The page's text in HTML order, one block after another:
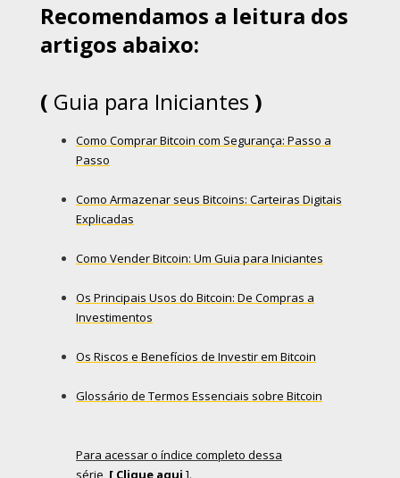
Recomendamos a leitura dos
artigos abaixo:
( Guia para Iniciantes )
Como Comprar Bitcoin com Segurança: Passo a
Passo
Como Armazenar seus Bitcoins: Carteiras Digitais
Explicadas
Como Vender Bitcoin: Um Guia para Iniciantes
Os Principais Usos do Bitcoin: De Compras a
Investimentos
Os Riscos e Benefícios de Investir em Bitcoin
Glossário de Termos Essenciais sobre Bitcoin
Para acessar o índice completo dessa
série, [ Clique aqui ].